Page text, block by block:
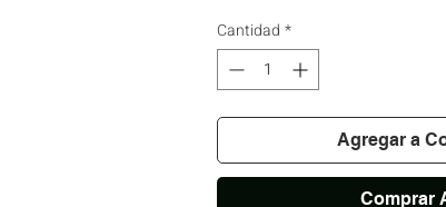
Cantidad *
Agregar a
Comprar